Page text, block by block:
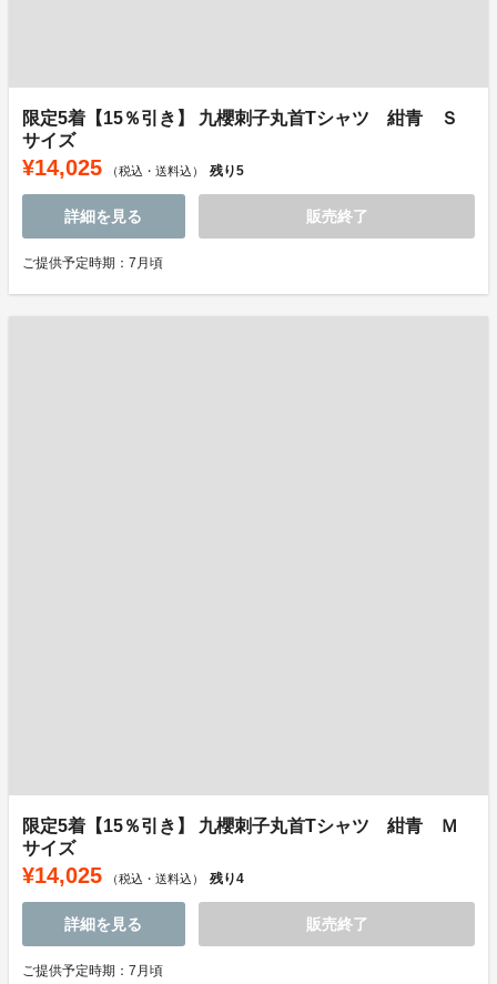
限定5着【15％引き】 九櫻刺子丸首Tシャツ 紺青 Ｓ
サイズ
¥14,025 （税込・送料込） 残り5
詳細を見る 販売終了
ご提供予定時期：7月頃
限定5着【15％引き】 九櫻刺子丸首Tシャツ 紺青 Ｍ
サイズ
¥14,025 （税込・送料込） 残り4
詳細を見る 販売終了
ご提供予定時期：7月頃